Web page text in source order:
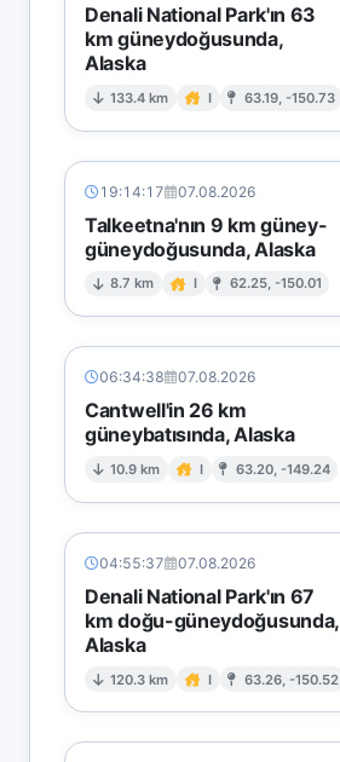
Denali National Park'ın 63
km güneydoğusunda,
Alaska
133.4 km I 63.19, -150.73
19:14:17 07.08.2026
Talkeetna'nın 9 km güney-
güneydoğusunda, Alaska
8.7 km I 62.25, -150.01
06:34:38 07.08.2026
Cantwell'in 26 km
güneybatısında, Alaska
10.9 km I 63.20, -149.24
04:55:37 07.08.2026
Denali National Park'ın 67
km doğu-güneydoğusunda,
Alaska
120.3 km I 63.26, -150.52